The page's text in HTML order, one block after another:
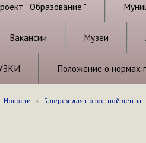
" Образование "
Вакансии Музеи
Положение о нормах
Новости › Галерея для новостной ленты